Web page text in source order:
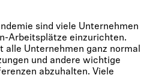
sind viele Unternehmen
Arbeitsplätze einzurichten.
alle Unternehmen ganz normal
und andere wichtige
abzuhalten. Viele